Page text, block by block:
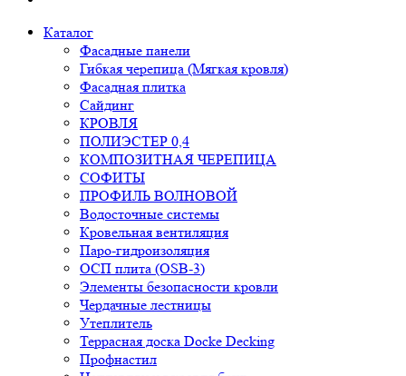
Каталог
Фасадные панели
Гибкая черепица (Мягкая кровля)
Фасадная плитка
Сайдинг
КРОВЛЯ
ПОЛИЭСТЕР 0,4
КОМПОЗИТНАЯ ЧЕРЕПИЦА
СОФИТЫ
ПРОФИЛЬ ВОЛНОВОЙ
Водосточные системы
Кровельная вентиляция
Паро-гидроизоляция
ОСП плита (OSB-3)
Элементы безопасности кровли
Чердачные лестницы
Утеплитель
Террасная доска Docke Decking
Профнастил